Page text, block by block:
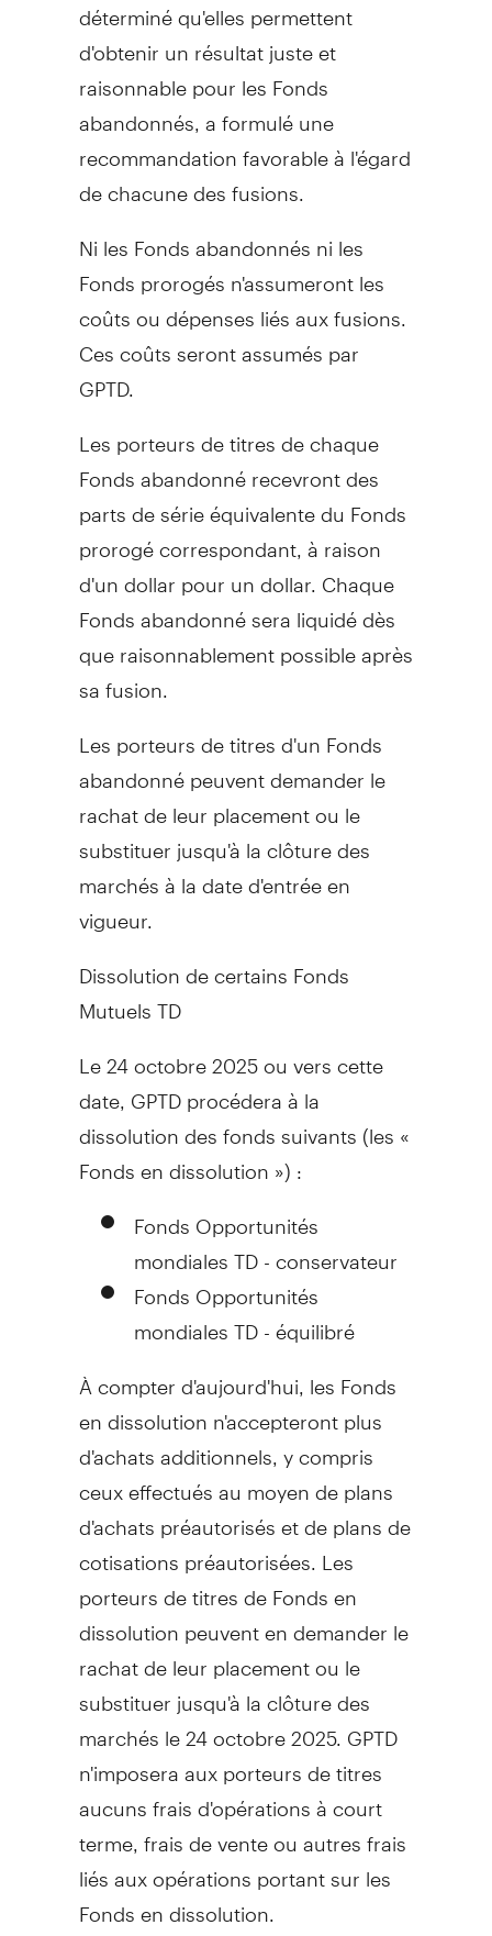
d'obtenir un résultat juste et
raisonnable pour les Fonds
abandonnés, a formulé une
recommandation favorable à l'égard
de chacune des fusions.
Ni les Fonds abandonnés ni les
Fonds prorogés n'assumeront les
coûts ou dépenses liés aux fusions.
Ces coûts seront assumés par
GPTD.
Les porteurs de titres de chaque
Fonds abandonné recevront des
parts de série équivalente du Fonds
prorogé correspondant, à raison
d'un dollar pour un dollar. Chaque
Fonds abandonné sera liquidé dès
que raisonnablement possible après
sa fusion.
Les porteurs de titres d'un Fonds
abandonné peuvent demander le
rachat de leur placement ou le
substituer jusqu'à la clôture des
marchés à la date d'entrée en
vigueur.
Dissolution de certains Fonds
Mutuels TD
Le 24 octobre 2025 ou vers cette
date, GPTD procédera à la
dissolution des fonds suivants (les «
Fonds en dissolution ») :
Fonds Opportunités
mondiales TD - conservateur
Fonds Opportunités
mondiales TD - équilibré
À compter d'aujourd'hui, les Fonds
en dissolution n'accepteront plus
d'achats additionnels, y compris
ceux effectués au moyen de plans
d'achats préautorisés et de plans de
cotisations préautorisées. Les
porteurs de titres de Fonds en
dissolution peuvent en demander le
rachat de leur placement ou le
substituer jusqu'à la clôture des
marchés le 24 octobre 2025. GPTD
n'imposera aux porteurs de titres
aucuns frais d'opérations à court
terme, frais de vente ou autres frais
liés aux opérations portant sur les
Fonds en dissolution.